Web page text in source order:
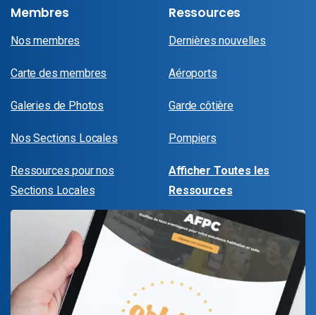
Membres
Nos membres
Carte des membres
Galeries de Photos
Nos Sections Locales
Ressources pour nos
Sections Locales
Ressources
Dernières nouvelles
Aéroports
Garde côtière
Pompiers
Afficher Toutes les
Ressources